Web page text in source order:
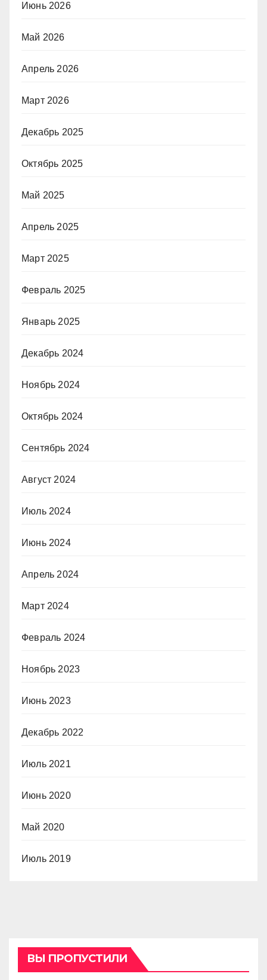
Июнь 2026
Май 2026
Апрель 2026
Март 2026
Декабрь 2025
Октябрь 2025
Май 2025
Апрель 2025
Март 2025
Февраль 2025
Январь 2025
Декабрь 2024
Ноябрь 2024
Октябрь 2024
Сентябрь 2024
Август 2024
Июль 2024
Июнь 2024
Апрель 2024
Март 2024
Февраль 2024
Ноябрь 2023
Июнь 2023
Декабрь 2022
Июль 2021
Июнь 2020
Май 2020
Июль 2019
ВЫ ПРОПУСТИЛИ